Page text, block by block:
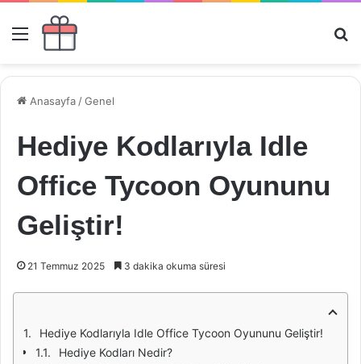
Menü
Anasayfa /Genel
Hediye Kodlarıyla Idle
Office Tycoon Oyununu
Geliştir!
21 Temmuz 2025 3 dakika okuma süresi
Hediye Kodlarıyla Idle Office Tycoon Oyununu Geliştir!
Hediye Kodları Nedir?